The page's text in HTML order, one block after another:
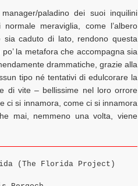
paladino dei suoi inquilini
meraviglia, come l’albero
caduto di lato, rendono questa
la metafora che accompagna sia
drammatiche, grazie alla
tipo né tentativi di edulcorare la
di vite – bellissime nel loro orrore
ci si innamora, come ci si innamora
mai, nemmeno una volta, viene
(The Florida Project)